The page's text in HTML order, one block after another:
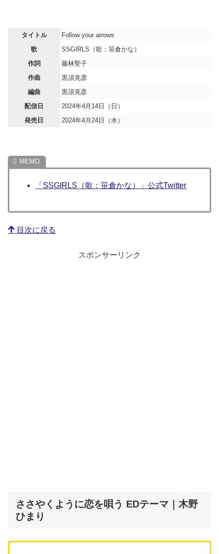
タイトル
Follow your arrows
歌
SSGIRLS（歌：笹倉かな）
作詞
藤林聖子
作曲
黒須克彦
編曲
黒須克彦
配信日
2024年4月14日（日）
発売日
2024年4月24日（水）
「SSGIRLS（歌：笹倉かな）」公式Twitter
目次に戻る
スポンサーリンク
ささやくように恋を唄う EDテーマ｜木野
ひまり